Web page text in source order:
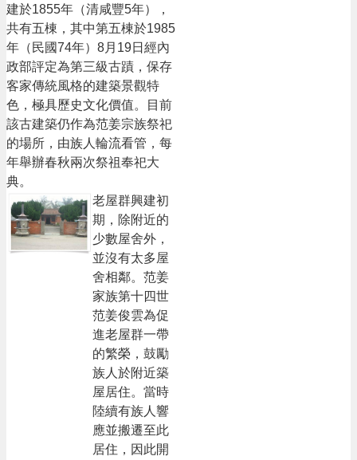
桃
園
市
政
府
隱
私
權
政
策
政
府
網
建於1855年（清咸豐5年），
共有五棟，其中第五棟於1985
年（民國74年）8月19日經內
政部評定為第三級古蹟，保存
客家傳統風格的建築景觀特
色，極具歷史文化價值。目前
該古建築仍作為范姜宗族祭祀
的場所，由族人輪流看管，每
年舉辦春秋兩次祭祖奉祀大
典。
老屋群興建初
期，除附近的
少數屋舍外，
並沒有太多屋
舍相鄰。范姜
家族第十四世
范姜俊雲為促
進老屋群一帶
的繁榮，鼓勵
族人於附近築
屋居住。當時
陸續有族人響
應並搬遷至此
居住，因此開